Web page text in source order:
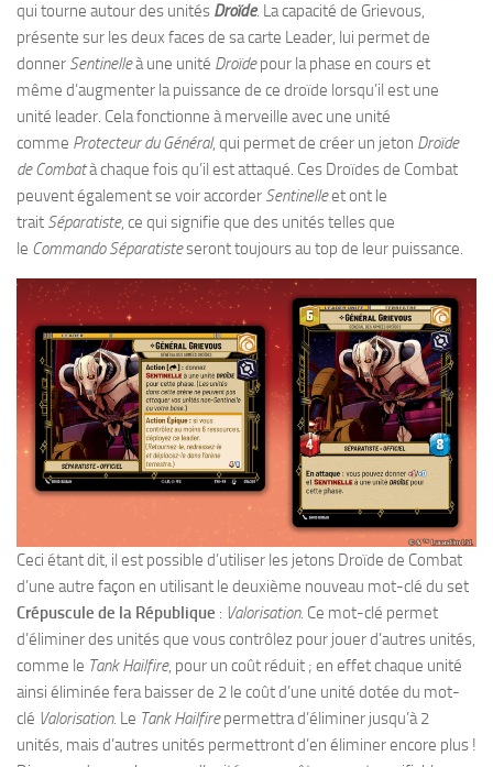
qui tourne autour des unités Droïde. La capacité de Grievous,
présente sur les deux faces de sa carte Leader, lui permet de
donner Sentinelleà une unité Droïdepour la phase en cours et
même d’augmenter la puissance de ce droïde lorsqu’il est une
unité leader. Cela fonctionne à merveille avec une unité
comme Protecteur du Général, qui permet de créer un jeton Droïde
de Combatà chaque fois qu’il est attaqué. Ces Droïdes de Combat
peuvent également se voir accorder Sentinelleet ont le
trait Séparatiste, ce qui signifie que des unités telles que
le Commando Séparatisteseront toujours au top de leur puissance.
Ceci étant dit, il est possible d’utiliser les jetons Droïde de Combat
d’une autre façon en utilisant le deuxième nouveau mot-clé du set
Crépuscule de la République : Valorisation. Ce mot-clé permet
d’éliminer des unités que vous contrôlez pour jouer d’autres unités,
comme le Tank Hailfire, pour un coût réduit ; en effet chaque unité
ainsi éliminée fera baisser de 2 le coût d’une unité dotée du mot-
clé Valorisation. Le Tank Hailfirepermettra d’éliminer jusqu’à 2
unités, mais d’autres unités permettront d’en éliminer encore plus !